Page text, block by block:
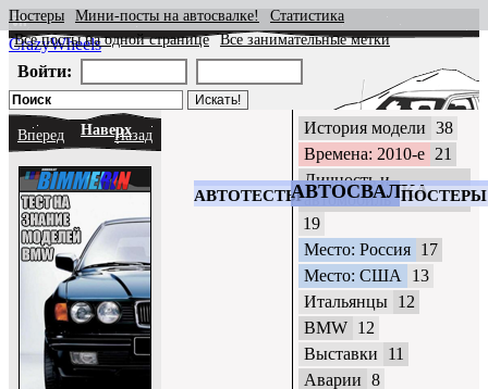
CrazyWheels
АВТОТЕСТЫАВТОСВАЛКАПОСТЕРЫ
Постеры Мини-посты на автосвалке!
Статистика
Все посты на одной странице
Все занимательные метки
Войти:
Вперед НаверхНазад История модели 38
Времена: 2010-е 21
Личность и
автомобиль
19
Место: Россия 17
Место: США
13
Итальянцы 12
BMW 12
Выставки
11
Аварии 8